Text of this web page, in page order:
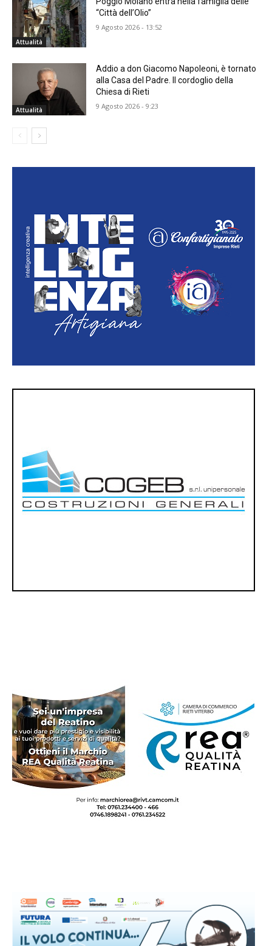
Attualità
“Città dell’Olio”
9 Agosto 2026 - 13:52
Attualità
Addio a don Giacomo Napoleoni, è tornato
alla Casa del Padre. Il cordoglio della
Chiesa di Rieti
9 Agosto 2026 - 9:23